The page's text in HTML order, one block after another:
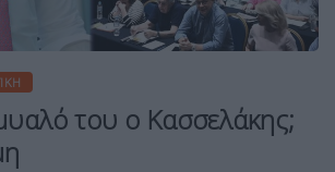
του ο Κασσελάκης;